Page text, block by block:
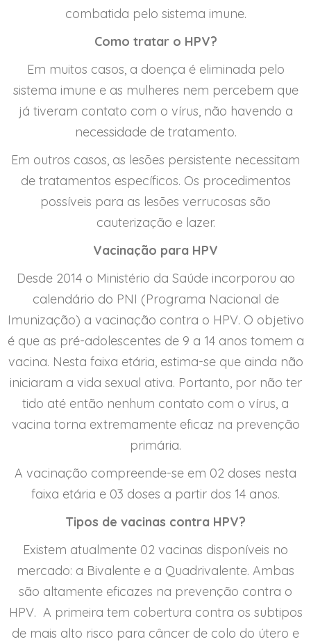
combatida pelo sistema imune.
Como tratar o HPV?
Em muitos casos, a doença é eliminada pelo
sistema imune e as mulheres nem percebem que
já tiveram contato com o vírus, não havendo a
necessidade de tratamento.
Em outros casos, as lesões persistente necessitam
de tratamentos específicos. Os procedimentos
possíveis para as lesões verrucosas são
cauterização e lazer.
Vacinação para HPV
Desde 2014 o Ministério da Saúde incorporou ao
calendário do PNI (Programa Nacional de
Imunização) a vacinação contra o HPV. O objetivo
é que as pré-adolescentes de 9 a 14 anos tomem a
vacina. Nesta faixa etária, estima-se que ainda não
iniciaram a vida sexual ativa. Portanto, por não ter
tido até então nenhum contato com o vírus, a
vacina torna extremamente eficaz na prevenção
primária.
A vacinação compreende-se em 02 doses nesta
faixa etária e 03 doses a partir dos 14 anos.
Tipos de vacinas contra HPV?
Existem atualmente 02 vacinas disponíveis no
mercado: a Bivalente e a Quadrivalente. Ambas
são altamente eficazes na prevenção contra o
HPV. A primeira tem cobertura contra os subtipos
de mais alto risco para câncer de colo do útero e